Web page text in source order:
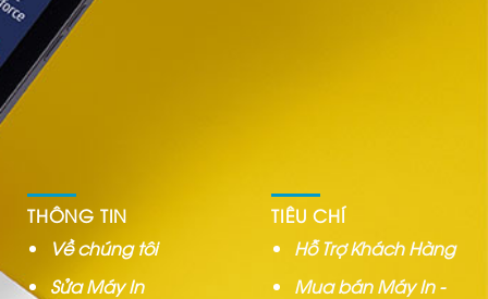
THÔNG TIN
Về chúng tôi
Sửa Máy In
TIÊU CHÍ
Hỗ Trợ Khách Hàng
Mua bán Máy In -